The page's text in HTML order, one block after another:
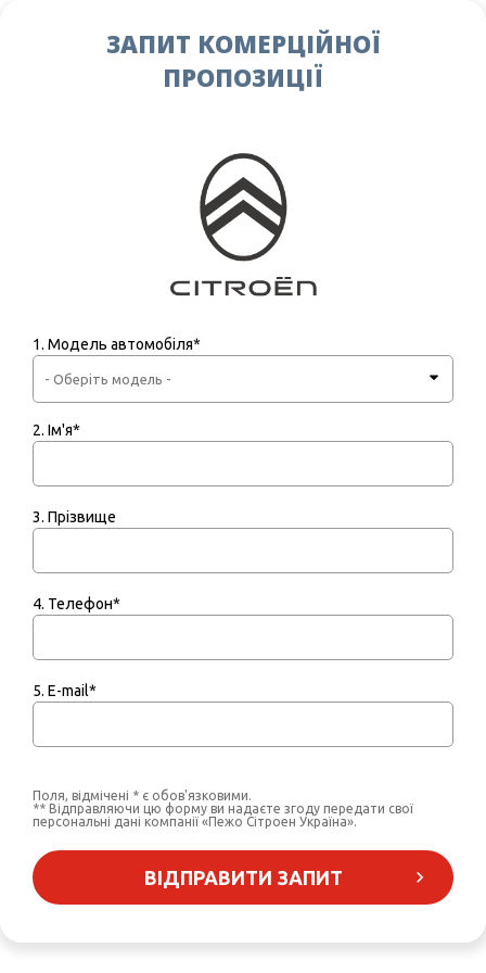
ЗАПИТ КОМЕРЦІЙНОЇ
ПРОПОЗИЦІЇ
1. Модель автомобіля*
2. Ім'я*
3. Прізвище
4. Телефон*
5. E-mail*
Поля, відмічені * є обов'язковими.
** Відправляючи цю форму ви надаєте згоду передати свої
персональні дані компанії «Пежо Сітроен Україна».
ВІДПРАВИТИ ЗАПИТ